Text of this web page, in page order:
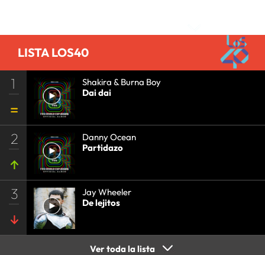
LISTA LOS40
1
Shakira & Burna Boy
Dai dai
2
Danny Ocean
Partidazo
3
Jay Wheeler
De lejitos
Ver toda la lista